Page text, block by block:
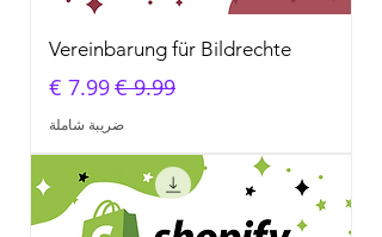
Vereinbarung für Bildrechte
سعر عاديسعر البيع
ضريبة شاملة